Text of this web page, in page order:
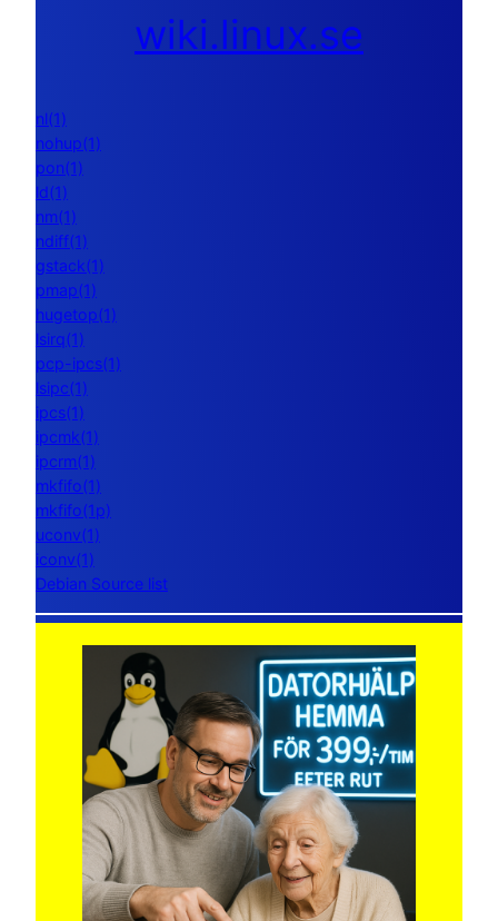
wiki.linux.se
nl(1)
nohup(1)
pon(1)
ld(1)
nm(1)
ndiff(1)
gstack(1)
pmap(1)
hugetop(1)
lsirq(1)
pcp-ipcs(1)
lsipc(1)
ipcs(1)
ipcmk(1)
ipcrm(1)
mkfifo(1)
mkfifo(1p)
uconv(1)
iconv(1)
Debian Source list